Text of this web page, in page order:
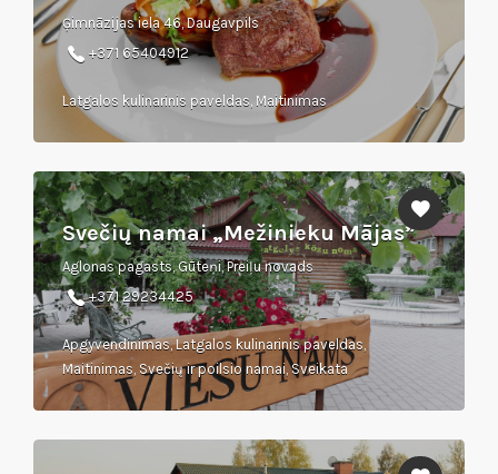
Ģimnāzijas iela 46, Daugavpils
+371 65404912
Latgalos kulinarinis paveldas, Maitinimas
Svečių namai „Mežinieku Mājas”
Aglonas pagasts, Gūteņi, Preiļu novads
+371 29234425
Apgyvendinimas, Latgalos kulinarinis paveldas,
Maitinimas, Svečių ir poilsio namai, Sveikata